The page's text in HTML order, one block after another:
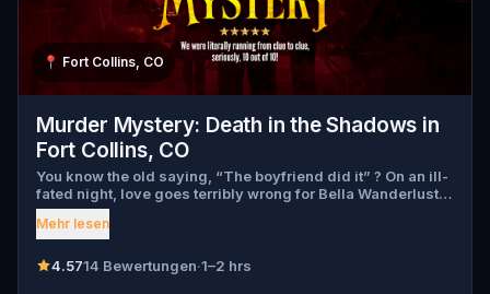
📍 Fort Collins, CO
Murder Mystery: Death in the Shadows in
Fort Collins, CO
You know the old saying, “The boyfriend did it” ? On an ill-
fated night, love goes terribly wrong for Bella Wanderlust
and Walter Bridges . Bella, a famous travel blogger, was
found dead during a ghost tour led by the theatrical Percy
Walter, the obsessed boyfriend? Percy, the ghost tour
Mehr lesen
4.5714 Bewertungen·1–2 hrs